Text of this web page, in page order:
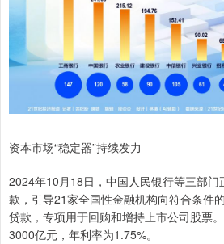
资本市场“稳定器”持续发力
2024年10月18日，中国人民银行等三部
款，引导21家全国性金融机构向符合条件
贷款，专项用于回购和增持上市公司股票
3000亿元，年利率为1.75%。